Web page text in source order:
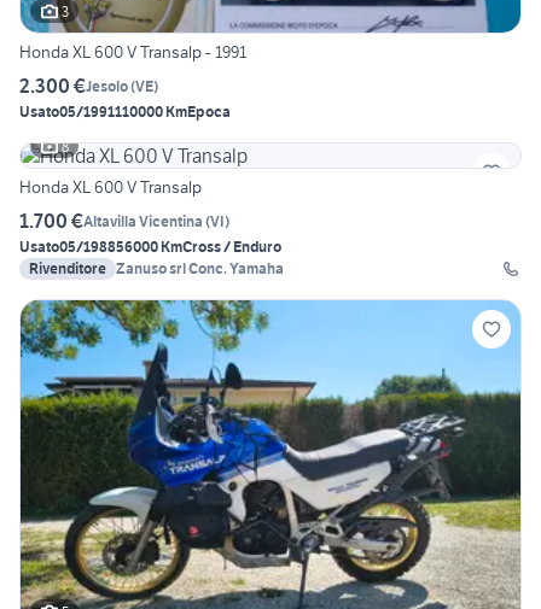
3
Honda XL 600 V Transalp - 1991
2.300 €Jesolo(VE)
Usato05/1991110000 KmEpoca
8
Honda XL 600 V Transalp
1.700 €Altavilla Vicentina (VI)
Usato05/198856000 KmCross / Enduro
Rivenditore Zanuso srl Conc. Yamaha